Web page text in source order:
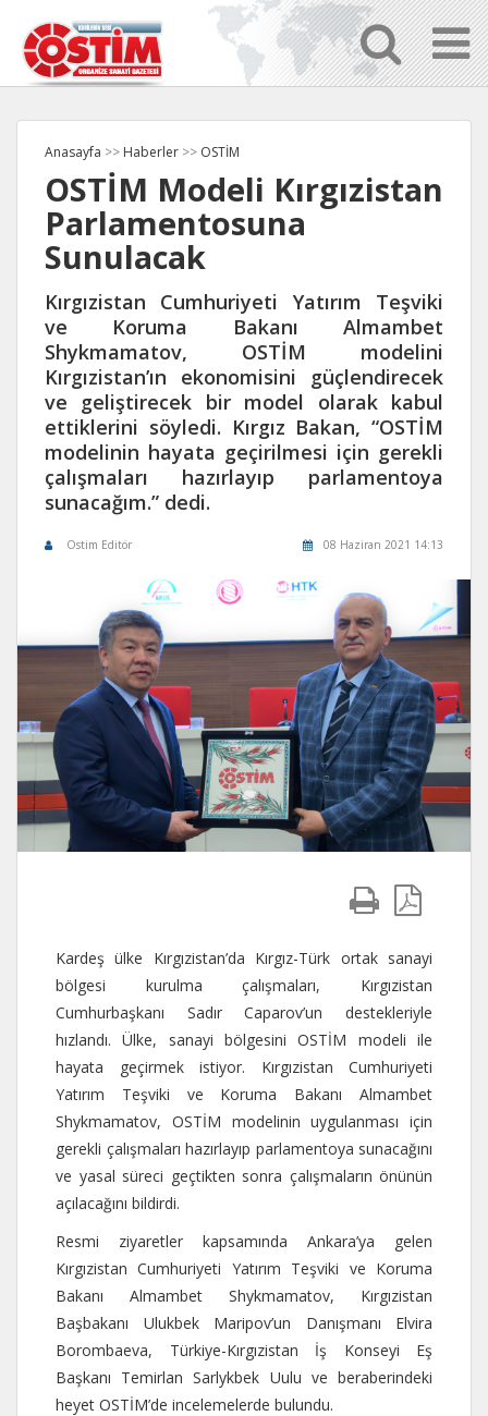
Anasayfa >> Haberler >> OSTİM
OSTİM Modeli Kırgızistan
Parlamentosuna
Sunulacak
Kırgızistan Cumhuriyeti Yatırım Teşviki
ve Koruma Bakanı Almambet
Shykmamatov, OSTİM modelini
Kırgızistan’ın ekonomisini güçlendirecek
ve geliştirecek bir model olarak kabul
ettiklerini söyledi. Kırgız Bakan, “OSTİM
modelinin hayata geçirilmesi için gerekli
çalışmaları hazırlayıp parlamentoya
sunacağım.” dedi.
Ostim Editör 08 Haziran 2021 14:13
Kardeş ülke Kırgızistan’da Kırgız-Türk ortak sanayi
bölgesi kurulma çalışmaları, Kırgızistan
Cumhurbaşkanı Sadır Caparov’un destekleriyle
hızlandı. Ülke, sanayi bölgesini OSTİM modeli ile
hayata geçirmek istiyor. Kırgızistan Cumhuriyeti
Yatırım Teşviki ve Koruma Bakanı Almambet
Shykmamatov, OSTİM modelinin uygulanması için
gerekli çalışmaları hazırlayıp parlamentoya sunacağını
ve yasal süreci geçtikten sonra çalışmaların önünün
açılacağını bildirdi.
Resmi ziyaretler kapsamında Ankara’ya gelen
Kırgızistan Cumhuriyeti Yatırım Teşviki ve Koruma
Bakanı Almambet Shykmamatov, Kırgızistan
Başbakanı Ulukbek Maripov’un Danışmanı Elvira
Borombaeva, Türkiye-Kırgızistan İş Konseyi Eş
Başkanı Temirlan Sarlykbek Uulu ve beraberindeki
heyet OSTİM’de incelemelerde bulundu.